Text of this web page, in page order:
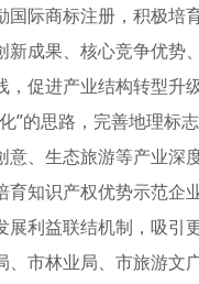
国际商标注册，积极
成果、核心竞争优
促进产业结构转型
”的思路，完善地理
意、生态旅游等产业
知识产权优势示范
利益联结机制，吸
市林业局、市旅游